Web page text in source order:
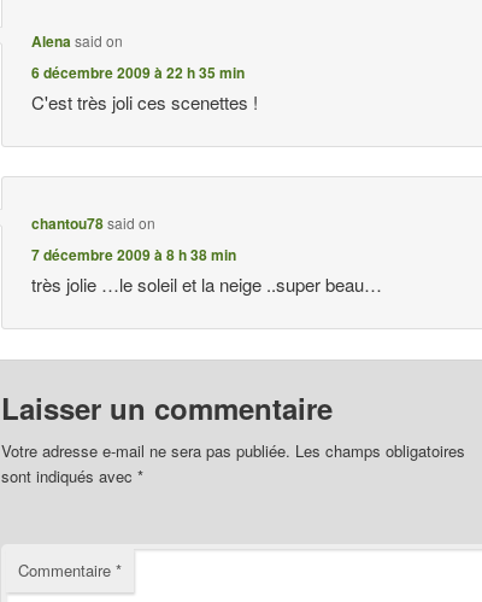
Alenasaid on
6 décembre 2009 à 22 h 35 min
C'est très joli ces scenettes !
chantou78said on
7 décembre 2009 à 8 h 38 min
très jolie …le soleil et la neige ..super beau…
Laisser un commentaire
Votre adresse e-mail ne sera pas publiée. Les champs obligatoires
sont indiqués avec *
Commentaire *